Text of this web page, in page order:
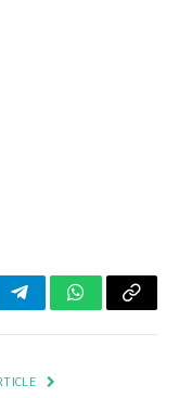
TelegramWhatsApp
Copy